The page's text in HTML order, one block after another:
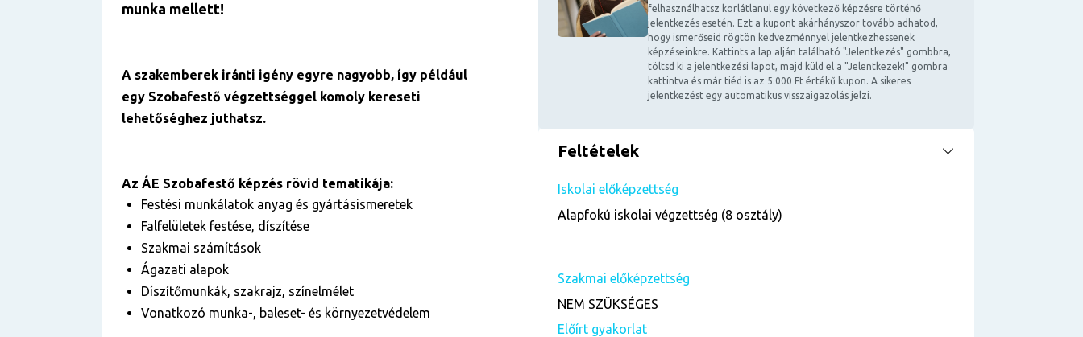
munka mellett!
A szakemberek iránti igény egyre nagyobb, így például
egy Szobafestő végzettséggel komoly kereseti
lehetőséghez juthatsz.
Az ÁE Szobafestő képzés rövid tematikája:
Festési munkálatok anyag és gyártásismeretek
Falfelületek festése, díszítése
Szakmai számítások
Ágazati alapok
Díszítőmunkák, szakrajz, színelmélet
Vonatkozó munka-, baleset- és környezetvédelem
felhasználhatsz korlátlanul egy következő képzésre történő
jelentkezés esetén. Ezt a kupont akárhányszor tovább adhatod,
hogy ismerőseid rögtön kedvezménnyel jelentkezhessenek
képzéseinkre. Kattints a lap alján található "Jelentkezés" gombbra,
töltsd ki a jelentkezési lapot, majd küld el a "Jelentkezek!" gombra
kattintva és már tiéd is az 5.000 Ft értékű kupon. A sikeres
jelentkezést egy automatikus visszaigazolás jelzi.
Feltételek
Iskolai előképzettség
Alapfokú iskolai végzettség (8 osztály)
Szakmai előképzettség
NEM SZÜKSÉGES
Előírt gyakorlat